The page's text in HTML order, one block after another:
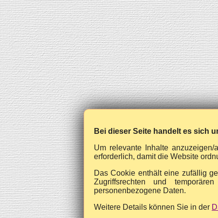
Bei dieser Seite handelt es sich
Um relevante Inhalte
erforderlich, damit die Website
Das Cookie enthält eine zufällig
Zugriffsrechten und
personenbezogene Daten.
Weitere Details können Sie in der